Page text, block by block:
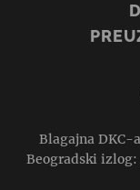
Blagajna DKC-
Beogradski